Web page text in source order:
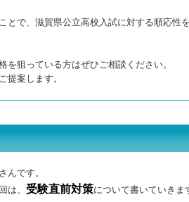
とで、滋賀県公立高校入試に対する順応性
を狙っている方はぜひご相談ください。
提案します。
んです。
は、 受験直前対策について書いていきま